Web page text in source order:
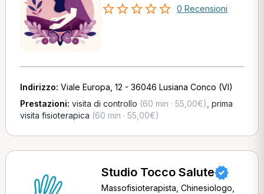
0 Recensioni
Indirizzo: Viale Europa, 12 - 36046 Lusiana Conco (VI)
Prestazioni: visita di controllo (60 min · 55,00€) prima
visita fisioterapica (60 min · 55,00€)
Studio Tocco Salute
Massofisioterapista, Chinesiologo,